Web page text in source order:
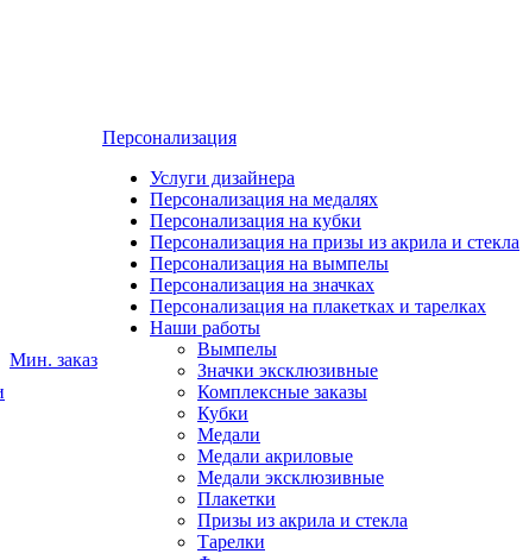
Мин. заказ
Персонализация
Услуги дизайнера
Персонализация на медалях
Персонализация на кубки
Персонализация на призы из акрила и стекла
Персонализация на вымпелы
Персонализация на значках
Персонализация на плакетках и тарелках
Наши работы
Вымпелы
Значки эксклюзивные
Комплексные заказы
Кубки
Медали
Медали акриловые
Медали эксклюзивные
Плакетки
Призы из акрила и стекла
Тарелки